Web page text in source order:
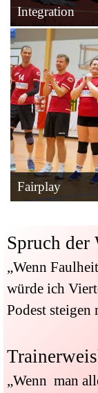
Integration
Fairplay
Spruch der
„Wenn
würde ich
Podest steigen
„Wenn man